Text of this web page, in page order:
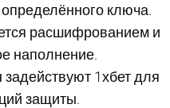
ключа.
расшифрованием и
наполнение.
1хбет для
защиты.